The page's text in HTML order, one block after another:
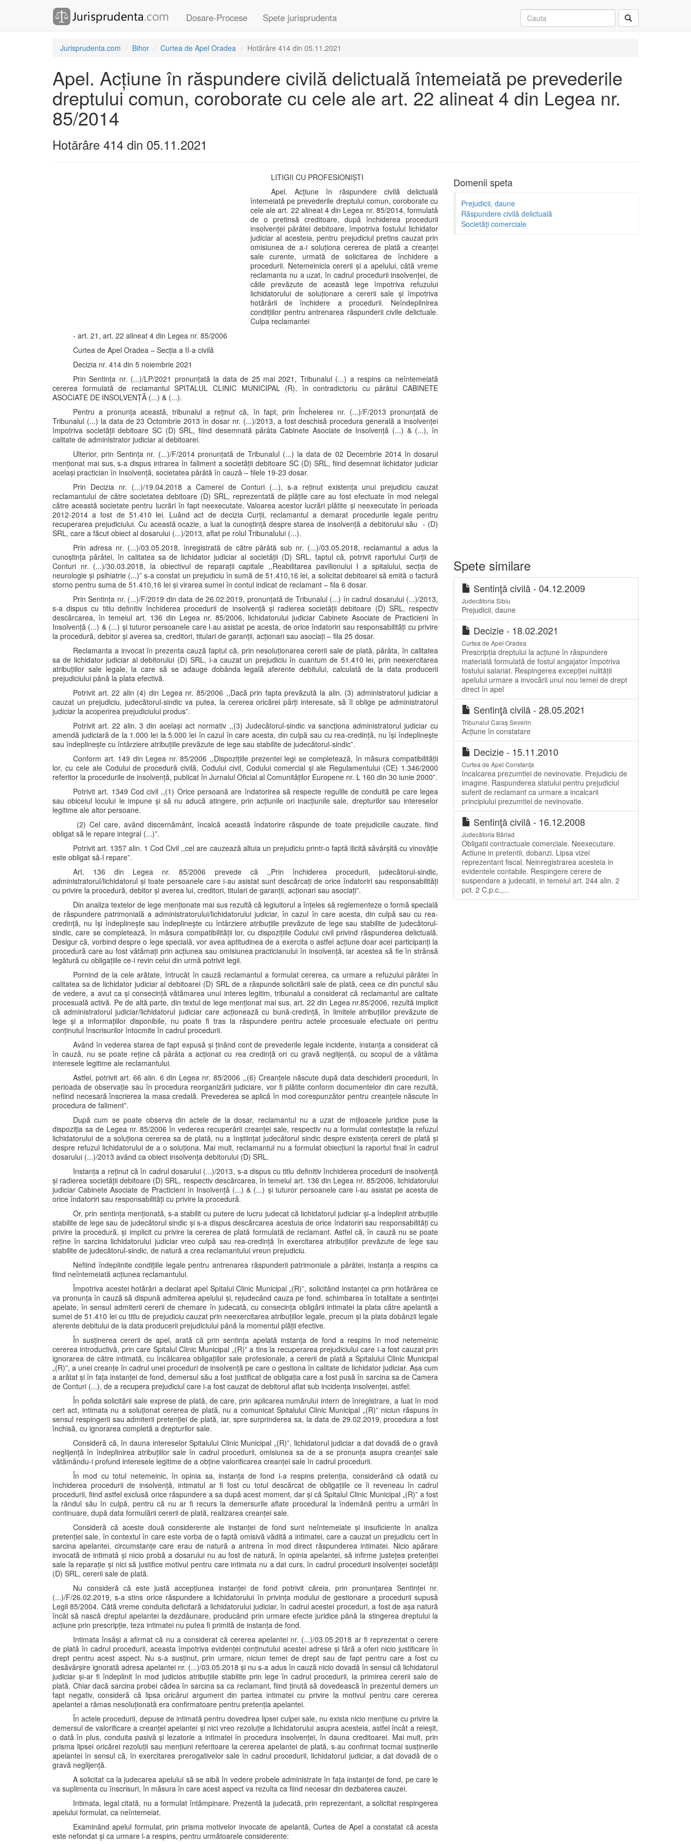
Dosare-Procese Spete jurisprudenta
Jurisprudenta.com Bihor Curtea de Apel Oradea Hotărâre 414 din 05.11.2021
Apel. Acțiune în răspundere civilă delictuală întemeiată pe prevederile
dreptului comun, coroborate cu cele ale art. 22 alineat 4 din Legea nr.
85/2014
Hotărâre 414 din 05.11.2021
LITIGII CU PROFESIONIȘTI
Apel. Acțiune în răspundere civilă delictuală
întemeiată pe prevederile dreptului comun, coroborate cu
cele ale art. 22 alineat 4 din Legea nr. 85/2014, formulată
de o pretinsă creditoare, după închiderea procedurii
insolvenței pârâtei debitoare, împotriva fostului lichidator
judiciar al acesteia, pentru prejudiciul pretins cauzat prin
omisiunea de a-i soluționa cererea de plată a creanței
sale curente, urmată de solicitarea de închidere a
procedurii. Netemeinicia cererii și a apelului, câtă vreme
reclamanta nu a uzat, în cadrul procedurii insolvenței, de
căile prevăzute de această lege împotriva refuzului
lichidatorului de soluționare a cererii sale și împotriva
hotărârii de închidere a procedurii. Neîndeplinirea
condițiilor pentru antrenarea răspunderii civile delictuale.
Culpa reclamantei
- art. 21, art. 22 alineat 4 din Legea nr. 85/2006
Curtea de Apel Oradea – Secția a II-a civilă
Decizia nr. 414 din 5 noiembrie 2021
Prin Sentința nr. (...)/LP/2021 pronunțată la data de 25 mai 2021, Tribunalul (...) a respins ca neîntemeiată
cererea formulată de reclamantul SPITALUL CLINIC MUNICIPAL (R), în contradictoriu cu pârâtul CABINETE
ASOCIATE DE INSOLVENȚĂ (...) & (...).
Pentru a pronunța această, tribunalul a reținut că, în fapt, prin Încheierea nr. (...)/F/2013 pronunțată de
Tribunalul (...) la data de 23 Octombrie 2013 în dosar nr. (...)/2013, a fost deschisă procedura generală a insolvenței
împotriva societății debitoare SC (D) SRL, fiind desemnată pârâta Cabinete Asociate de Insolvență (...) & (...), în
calitate de administrator judiciar al debitoarei.
Ulterior, prin Sentința nr. (...)/F/2014 pronunțată de Tribunalul (...) la data de 02 Decembrie 2014 în dosarul
menționat mai sus, s-a dispus intrarea în faliment a societății debitoare SC (D) SRL, fiind desemnat lichidator judiciar
același practician în insolvență, societatea pârâtă în cauză – filele 19-23 dosar.
Prin Decizia nr. (...)/19.04.2018 a Camerei de Conturi (...), s-a reținut existența unui prejudiciu cauzat
reclamantului de către societatea debitoare (D) SRL, reprezentată de plățile care au fost efectuate în mod nelegal
către această societate pentru lucrări în fapt neexecutate. Valoarea acestor lucrări plătite și neexecutate în perioada
2012-2014 a fost de 51.410 lei. Luând act de decizia Curții, reclamantul a demarat procedurile legale pentru
recuperarea prejudiciului. Cu această ocazie, a luat la cunoștință despre starea de insolvență a debitorului său - (D)
SRL, care a făcut obiect al dosarului (...)/2013, aflat pe rolul Tribunalului (...).
Prin adresa nr. (...)/03.05.2018, înregistrată de către pârâtă sub nr. (...)/03.05.2018, reclamantul a adus la
cunoștința pârâtei, în calitatea sa de lichidator judiciar al societății (D) SRL, faptul că, potrivit raportului Curții de
Conturi nr. (...)/30.03.2018, la obiectivul de reparații capitale ,,Reabilitarea pavilionului I a spitalului, secția de
neurologie și psihiatrie (...)” s-a constat un prejudiciu în sumă de 51.410,16 lei, a solicitat debitoarei să emită o factură
storno pentru suma de 51.410,16 lei și virarea sumei în contul indicat de reclamant – fila 6 dosar.
Prin Sentința nr. (...)/F/2019 din data de 26.02.2019, pronunțată de Tribunalul (...) în cadrul dosarului (...)/2013,
s-a dispus cu titlu definitiv închiderea procedurii de insolvență și radierea societății debitoare (D) SRL, respectiv
descărcarea, în temeiul art. 136 din Legea nr. 85/2006, lichidatorului judiciar Cabinete Asociate de Practicieni în
Insolvență (...) & (...) și tuturor persoanele care l-au asistat pe acesta, de orice îndatoriri sau responsabilități cu privire
la procedură, debitor și averea sa, creditori, titulari de garanții, acționari sau asociați – fila 25 dosar.
Reclamanta a invocat în prezenta cauză faptul că, prin nesoluționarea cererii sale de plată, pârâta, în calitatea
sa de lichidator judiciar al debitorului (D) SRL, i-a cauzat un prejudiciu în cuantum de 51.410 lei, prin neexercitarea
atribuțiilor sale legale, la care să se adauge dobânda legală aferente debitului, calculată de la data producerii
prejudiciului până la plata efectivă.
Potrivit art. 22 alin (4) din Legea nr. 85/2006 ,,Dacă prin fapta prevăzută la alin. (3) administratorul judiciar a
cauzat un prejudiciu, judecătorul-sindic va putea, la cererea oricărei părți interesate, să îl oblige pe administratorul
judiciar la acoperirea prejudiciului produs”.
Potrivit art. 22 alin. 3 din același act normativ ,,(3) Judecătorul-sindic va sancționa administratorul judiciar cu
amendă judiciară de la 1.000 lei la 5.000 lei în cazul în care acesta, din culpă sau cu rea-credință, nu își îndeplinește
sau îndeplinește cu întârziere atribuțiile prevăzute de lege sau stabilite de judecătorul-sindic”.
Conform art. 149 din Legea nr. 85/2006 ,,Dispozițiile prezentei legi se completează, în măsura compatibilității
lor, cu cele ale Codului de procedură civilă, Codului civil, Codului comercial și ale Regulamentului (CE) 1.346/2000
referitor la procedurile de insolvență, publicat în Jurnalul Oficial al Comunităților Europene nr. L 160 din 30 iunie 2000”.
Potrivit art. 1349 Cod civil ,,(1) Orice persoană are îndatorirea să respecte regulile de conduită pe care legea
sau obiceiul locului le impune și să nu aducă atingere, prin acțiunile ori inacțiunile sale, drepturilor sau intereselor
legitime ale altor persoane.
(2) Cel care, având discernământ, încalcă această îndatorire răspunde de toate prejudiciile cauzate, fiind
obligat să le repare integral (...)”.
Potrivit art. 1357 alin. 1 Cod Civil ,,cel are cauzează altuia un prejudiciu printr-o faptă ilicită săvârșită cu vinovăție
este obligat să-l repare”.
Art. 136 din Legea nr. 85/2006 prevede că ,,Prin închiderea procedurii, judecătorul-sindic,
administratorul/lichidatorul și toate persoanele care i-au asistat sunt descărcați de orice îndatoriri sau responsabilități
cu privire la procedură, debitor și averea lui, creditori, titulari de garanții, acționari sau asociați”.
Din analiza textelor de lege menționate mai sus rezultă că legiuitorul a înțeles să reglementeze o formă specială
de răspundere patrimonială a administratorului/lichidatorului judiciar, în cazul în care acesta, din culpă sau cu rea-
credință, nu își îndeplinește sau îndeplinește cu întârziere atribuțiile prevăzute de lege sau stabilite de judecătorul-
sindic, care se completează, în măsura compatibilității lor, cu dispozițiile Codului civil privind răspunderea delictuală.
Desigur că, vorbind despre o lege specială, vor avea aptitudinea de a exercita o astfel acțiune doar acei participanți la
procedură care au fost vătămați prin acțiunea sau omisiunea practicianului în insolvență, iar acestea să fie în strânsă
legătură cu obligațiile ce-i revin celui din urmă potrivit legii.
Pornind de la cele arătate, întrucât în cauză reclamantul a formulat cererea, ca urmare a refuzului pârâtei în
calitatea sa de lichidator judiciar al debitoarei (D) SRL de a răspunde solicitării sale de plată, ceea ce din punctul său
de vedere, a avut ca și consecință vătămarea unui interes legitim, tribunalul a considerat că reclamantul are calitate
procesuală activă. Pe de altă parte, din textul de lege menționat mai sus, art. 22 din Legea nr.85/2006, rezultă implicit
că administratorul judiciar/lichidatorul judiciar care acționează cu bună-credință, în limitele atribuțiilor prevăzute de
lege și a informațiilor disponibile, nu poate fi tras la răspundere pentru actele procesuale efectuate ori pentru
conținutul înscrisurilor întocmite în cadrul procedurii.
Având în vederea starea de fapt expusă și ținând cont de prevederile legale incidente, instanța a considerat că
în cauză, nu se poate reține că pârâta a acționat cu rea credință ori cu gravă neglijență, cu scopul de a vătăma
interesele legitime ale reclamantului.
Astfel, potrivit art. 66 alin. 6 din Legea nr. 85/2006 ,,(6) Creanțele născute după data deschiderii procedurii, în
perioada de observație sau în procedura reorganizării judiciare, vor fi plătite conform documentelor din care rezultă,
nefiind necesară înscrierea la masa credală. Prevederea se aplică în mod corespunzător pentru creanțele născute în
procedura de faliment”.
După cum se poate observa din actele de la dosar, reclamantul nu a uzat de mijloacele juridice puse la
dispoziția sa de Legea nr. 85/2006 în vederea recuperării creanței sale, respectiv nu a formulat contestație la refuzul
lichidatorului de a soluționa cererea sa de plată, nu a înștiințat judecătorul sindic despre existența cererii de plată și
despre refuzul lichidatorului de a o soluționa. Mai mult, reclamantul nu a formulat obiecțiuni la raportul final în cadrul
dosarului (...)/2013 având ca obiect insolvența debitorului (D) SRL.
Instanța a reținut că în cadrul dosarului (...)/2013, s-a dispus cu titlu definitiv închiderea procedurii de insolvență
și radierea societății debitoare (D) SRL, respectiv descărcarea, în temeiul art. 136 din Legea nr. 85/2006, lichidatorului
judiciar Cabinete Asociate de Practicieni în Insolvență (...) & (...) și tuturor persoanele care l-au asistat pe acesta de
orice îndatoriri sau responsabilități cu privire la procedură.
Or, prin sentința menționată, s-a stabilit cu putere de lucru judecat că lichidatorul judiciar și-a îndeplinit atribuțiile
stabilite de lege sau de judecătorul sindic și s-a dispus descărcarea acestuia de orice îndatoriri sau responsabilități cu
privire la procedură, și implicit cu privire la cererea de plată formulată de reclamant. Astfel că, în cauză nu se poate
reține în sarcina lichidatorului judiciar vreo culpă sau rea-credință în exercitarea atribuțiilor prevăzute de lege sau
stabilite de judecătorul-sindic, de natură a crea reclamantului vreun prejudiciu.
Nefiind îndeplinite condițiile legale pentru antrenarea răspunderii patrimoniale a pârâtei, instanța a respins ca
fiind neîntemeiată acțiunea reclamantului.
Împotriva acestei hotărâri a declarat apel Spitalul Clinic Municipal „(R)”, solicitând instanței ca prin hotărârea ce
va pronunța în cauză să dispună admiterea apelului și, rejudecând cauza pe fond, schimbarea în totalitate a sentinței
apelate, în sensul admiterii cererii de chemare în judecată, cu consecința obligării intimatei la plata către apelantă a
sumei de 51.410 lei cu titlu de prejudiciu cauzat prin neexercitarea atribuțiilor legale, precum și la plata dobânzii legale
aferente debitului de la data producerii prejudiciului până la momentul plății efective.
În susținerea cererii de apel, arată că prin sentința apelată instanța de fond a respins în mod netemeinic
cererea introductivă, prin care Spitalul Clinic Municipal „(R)” a tins la recuperarea prejudiciului care i-a fost cauzat prin
ignorarea de către intimată, cu încălcarea obligațiilor sale profesionale, a cererii de plată a Spitalului Clinic Municipal
„(R)”, a unei creanțe în cadrul unei proceduri de insolvență pe care o gestiona în calitate de lichidator judiciar. Așa cum
a arătat și în fața instanței de fond, demersul său a fost justificat de obligația care a fost pusă în sarcina sa de Camera
de Conturi (...), de a recupera prejudiciul care i-a fost cauzat de debitorul aflat sub incidența insolvenței, astfel:
În pofida solicitării sale exprese de plată, de care, prin aplicarea numărului intern de înregistrare, a luat în mod
cert act, intimata nu a soluționat cererea de plată, nu a comunicat Spitalului Clinic Municipal „(R)” niciun răspuns în
sensul respingerii sau admiterii pretenției de plată, iar, spre surprinderea sa, la data de 29.02.2019, procedura a fost
închisă, cu ignorarea completă a drepturilor sale.
Consideră că, în dauna intereselor Spitalului Clinic Municipal „(R)”, lichidatorul judiciar a dat dovadă de o gravă
neglijență în îndeplinirea atribuțiilor sale în cadrul procedurii, omisiunea sa de a se pronunța asupra creanței sale
vătămându-i profund interesele legitime de a obține valorificarea creanței sale în cadrul procedurii.
În mod cu totul netemeinic, în opinia sa, instanța de fond i-a respins pretenția, considerând că odată cu
închiderea procedurii de insolvență, intimatul ar fi fost cu totul descărcat de obligațiile ce îi reveneau în cadrul
procedurii, fiind astfel exclusă orice răspundere a sa după acest moment, dar și că Spitalul Clinic Municipal „(R)” a fost
la rândul său în culpă, pentru că nu ar fi recurs la demersurile aflate procedural la îndemână pentru a urmări în
continuare, după data formulării cererii de plată, realizarea creanței sale.
Consideră că aceste două considerente ale instanței de fond sunt neîntemeiate și insuficiente în analiza
pretenției sale, în contextul în care este vorba de o faptă omisivă vădită a intimatei, care a cauzat un prejudiciu cert în
sarcina apelantei, circumstanțe care erau de natură a antrena în mod direct răspunderea intimatei. Nicio apărare
invocată de intimată și nicio probă a dosarului nu au fost de natură, în opinia apelantei, să infirme justețea pretenției
sale la reparație și nici să justifice motivul pentru care intimata nu a dat curs, în cadrul procedurii insolvenței societății
(D) SRL, cererii sale de plată.
Nu consideră că este justă accepțiunea instanței de fond potrivit căreia, prin pronunțarea Sentinței nr.
(...)/F/26.02.2019, s-a stins orice răspundere a lichidatorului în privința modului de gestionare a procedurii supusă
Legii 85/2004. Câtă vreme conduita deficitară a lichidatorului judiciar, în cadrul acestei proceduri, a fost de așa natură
încât să nască dreptul apelantei la dezdăunare, producând prin urmare efecte juridice până la stingerea dreptului la
acțiune prin prescripție, teza intimatei nu putea fi primită de instanța de fond.
Intimata însăși a afirmat că nu a considerat că cererea apelantei nr. (...)/03.05.2018 ar fi reprezentat o cerere
de plată în cadrul procedurii, aceasta împotriva evidenței conținutului acestei adrese și fără a oferi nicio justificare în
drept pentru acest aspect. Nu s-a susținut, prin urmare, niciun temei de drept sau de fapt pentru care a fost cu
desăvârșire ignorată adresa apelantei nr. (...)/03.05.2018 și nu s-a adus în cauză nicio dovadă în sensul că lichidatorul
judiciar și-ar fi îndeplinit în mod judicios atribuțiile stabilite prin lege în cadrul procedurii, la primirea cererii sale de
plată. Chiar dacă sarcina probei cădea în sarcina sa ca reclamant, fiind ținută să dovedească în prezentul demers un
fapt negativ, consideră că lipsa oricărui argument din partea intimatei cu privire la motivul pentru care cererea
apelantei a rămas nesoluționată era confirmatoare pentru pretenția apelantei.
În actele procedurii, depuse de intimată pentru dovedirea lipsei culpei sale, nu exista nicio mențiune cu privire la
demersul de valorificare a creanței apelantei și nici vreo rezoluție a lichidatorului asupra acesteia, astfel încât a reieșit,
o dată în plus, conduita pasivă și lezatorie a intimatei în procedura insolvenței, în dauna creditoarei. Mai mult, prin
prisma lipsei oricărei rezoluții sau mențiuni referitoare la cererea apelantei de plată, s-au confirmat tocmai susținerile
apelantei în sensul că, în exercitarea prerogativelor sale în cadrul procedurii, lichidatorul judiciar, a dat dovadă de o
gravă neglijență.
A solicitat ca la judecarea apelului să se aibă în vedere probele administrate în fața instanței de fond, pe care le
va suplimenta cu înscrisuri, în măsura în care acest aspect va rezulta ca fiind necesar din dezbaterea cauzei.
Intimata, legal citată, nu a formulat întâmpinare. Prezentă la judecată, prin reprezentant, a solicitat respingerea
apelului formulat, ca neîntemeiat.
Examinând apelul formulat, prin prisma motivelor invocate de apelantă, Curtea de Apel a constatat că acesta
este nefondat și ca urmare l-a respins, pentru următoarele considerente:
Domenii speta
Prejudicii, daune
Răspundere civilă delictuală
Societăţi comerciale
Spete similare
Sentinţă civilă - 04.12.2009
Judecătoria Sibiu
Prejudicii, daune
Decizie - 18.02.2021
Curtea de Apel Oradea
Prescripția dreptului la acțiune în răspundere
materială formulată de fostul angajator împotriva
fostului salariat. Respingerea excepției nulității
apelului urmare a invocării unui nou temei de drept
direct în apel
Sentinţă civilă - 28.05.2021
Tribunalul Caraș Severin
Acțiune în constatare
Decizie - 15.11.2010
Curtea de Apel Constanța
Incalcarea prezumtiei de nevinovatie. Prejudiciu de
imagine. Raspunderea statului pentru prejudiciul
suferit de reclamant ca urmare a incalcarii
principiului prezumtiei de nevinovatie.
Sentinţă civilă - 16.12.2008
Judecătoria Bârlad
Obligatii contractuale comerciale. Neexecutare.
Actiune in pretentii, dobanzi. Lipsa vizei
reprezentant fiscal. Neinregistrarea acesteia in
evidentele contabile. Respingere cerere de
suspendare a judecatii, in temeiul art. 244 alin. 2
pct. 2 C.p.c.,...